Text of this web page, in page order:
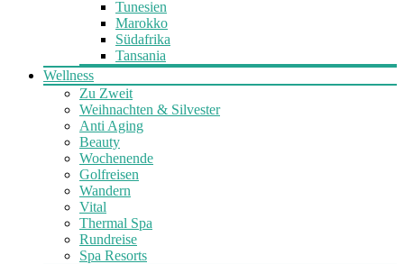
Tunesien
Marokko
Südafrika
Tansania
Wellness
Zu Zweit
Weihnachten & Silvester
Anti Aging
Beauty
Wochenende
Golfreisen
Wandern
Vital
Thermal Spa
Rundreise
Spa Resorts